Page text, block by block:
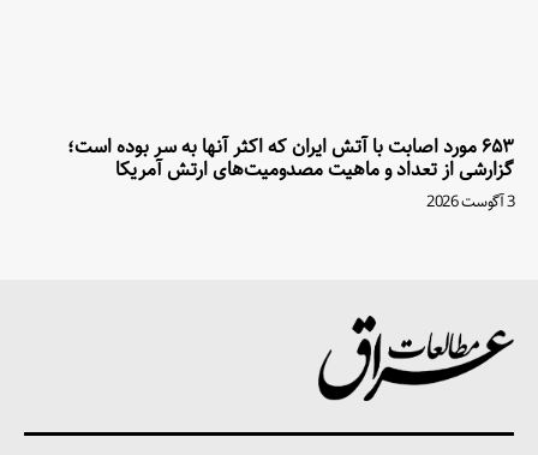
۶۵۳ مورد اصابت با آتش ایران که اکثر آنها به سر بوده است؛
گزارشی از تعداد و ماهیت مصدومیت‌های ارتش آمریکا
3 آگوست 2026